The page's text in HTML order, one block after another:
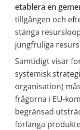
etablera en
tillgången och
stänga
jungfruliga
Samtidigt visar
systemisk
organisation)
frågorna i EU-
begränsad
förlänga